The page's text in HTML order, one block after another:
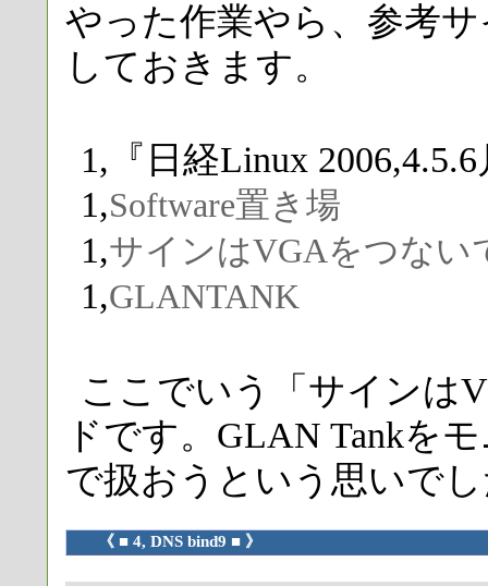
やった作業やら、参考
しておきます。
1,『日経Linux
1,Software置き場
1,サインはVGAをつない
1,GLANTANK
ここでいう「サインは
ドです。GLAN Tankを
で扱おうという思いで
《 ■ 4, DNS bind9 ■ 》